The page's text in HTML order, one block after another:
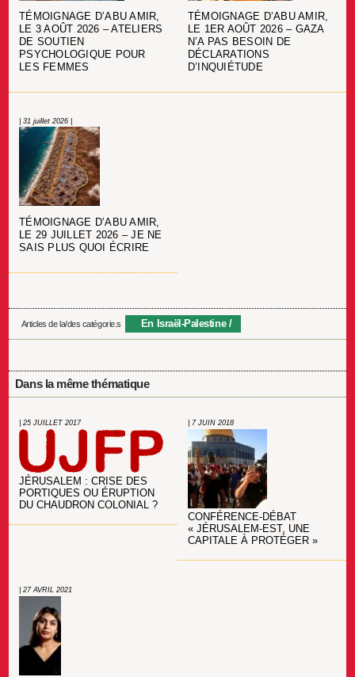
TÉMOIGNAGE D’ABU AMIR,
LE 3 AOÛT 2026 – ATELIERS
DE SOUTIEN
PSYCHOLOGIQUE POUR
LES FEMMES
TÉMOIGNAGE D’ABU AMIR,
LE 1ER AOÛT 2026 – GAZA
N’A PAS BESOIN DE
DÉCLARATIONS
D’INQUIÉTUDE
| 31 juillet 2026 |
TÉMOIGNAGE D’ABU AMIR,
LE 29 JUILLET 2026 – JE NE
SAIS PLUS QUOI ÉCRIRE
Articles de la/des catégorie.s En Israël-Palestine
Dans la même thématique
| 25 JUILLET 2017
JÉRUSALEM : CRISE DES
PORTIQUES OU ÉRUPTION
DU CHAUDRON COLONIAL ?
| 7 JUIN 2018
CONFÉRENCE-DÉBAT
« JÉRUSALEM-EST, UNE
CAPITALE À PROTÉGER »
| 27 AVRIL 2021